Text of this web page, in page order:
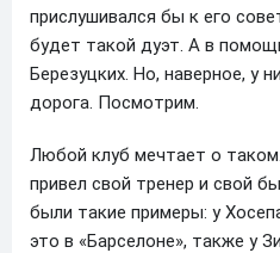
прислушивался бы к его
будет такой дуэт. А в
Березуцких. Но, наверное, у
дорога. Посмотрим.
Любой клуб мечтает о
привел свой тренер и свой
были такие примеры: у
это в «Барселоне», также у